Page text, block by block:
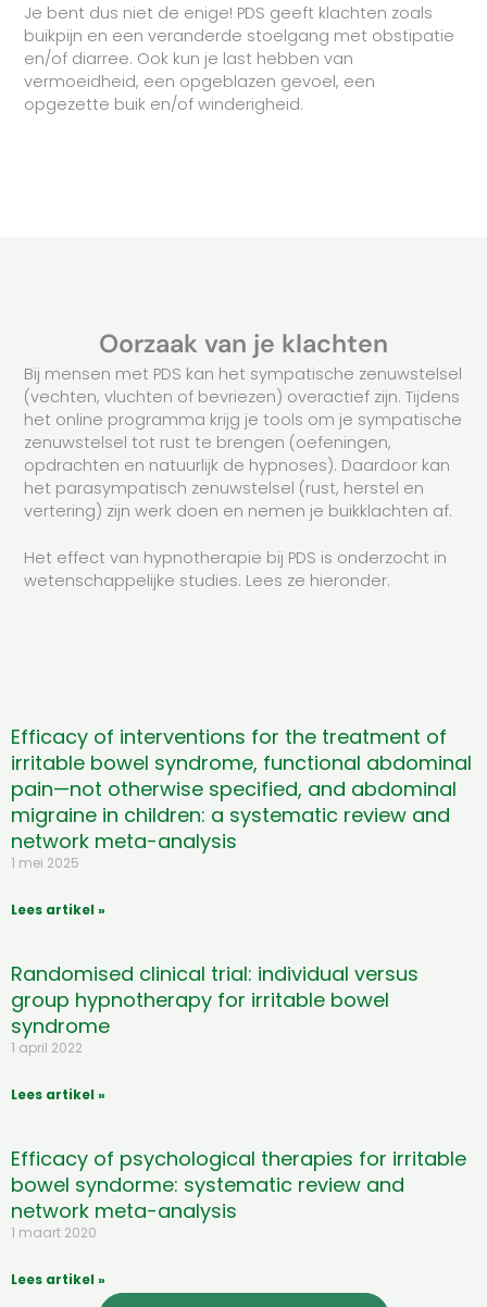
Je bent dus niet de enige! PDS geeft klachten zoals
buikpijn en een veranderde stoelgang met obstipatie
en/of diarree. Ook kun je last hebben van
vermoeidheid, een opgeblazen gevoel, een
opgezette buik en/of winderigheid.
Oorzaak van je klachten
Bij mensen met PDS kan het sympatische zenuwstelsel
(vechten, vluchten of bevriezen) overactief zijn. Tijdens
het online programma krijg je tools om je sympatische
zenuwstelsel tot rust te brengen (oefeningen,
opdrachten en natuurlijk de hypnoses). Daardoor kan
het parasympatisch zenuwstelsel (rust, herstel en
vertering) zijn werk doen en nemen je buikklachten af.
Het effect van hypnotherapie bij PDS is onderzocht in
wetenschappelijke studies. Lees ze hieronder.
Efficacy of interventions for the treatment of
irritable bowel syndrome, functional abdominal
pain—not otherwise specified, and abdominal
migraine in children: a systematic review and
network meta-analysis
1 mei 2025
Lees artikel »
Randomised clinical trial: individual versus
group hypnotherapy for irritable bowel
syndrome
1 april 2022
Lees artikel »
Efficacy of psychological therapies for irritable
bowel syndorme: systematic review and
network meta-analysis
1 maart 2020
Lees artikel »